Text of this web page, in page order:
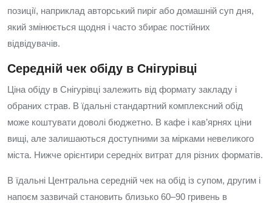
позиції, наприклад авторський пиріг або домашній суп дня,
який змінюється щодня і часто збирає постійних
відвідувачів.
Середній чек обіду в Снігурівці
Ціна обіду в Снігурівці залежить від формату закладу і
обраних страв. В їдальні стандартний комплексний обід
може коштувати доволі бюджетно. В кафе і кав’ярнях ціни
вищі, але залишаються доступними за мірками невеликого
міста. Нижче орієнтири середніх витрат для різних форматів.
В їдальні Центральна середній чек на обід із супом, другим і
напоєм зазвичай становить близько 60–90 гривень в